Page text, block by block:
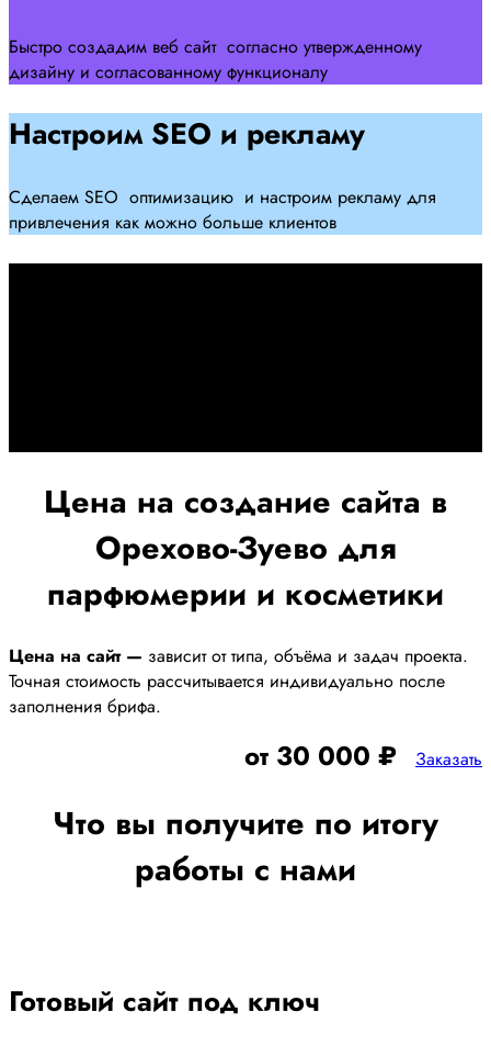
Быстро создадим веб сайт согласно утвержденному
дизайну и согласованному функционалу
Настроим SEO и рекламу
Сделаем SEO оптимизацию и настроим рекламу для
привлечения как можно больше клиентов
Цена на создание сайта в
Орехово-Зуево для
парфюмерии и косметики
Цена на сайт — зависит от типа, объёма и задач проекта.
Точная стоимость рассчитывается индивидуально после
заполнения брифа.
от 30 000 ₽ Заказать
Что вы получите по итогу
работы с нами
Готовый сайт под ключ